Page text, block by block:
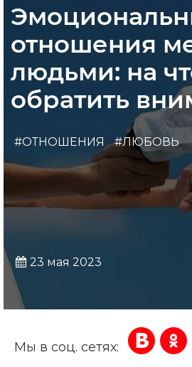
отношения
людьми: на
обратить
#ОТНОШЕНИЯ #ЛЮБОВЬ
23 мая 2023
Мы в соц. сетях: